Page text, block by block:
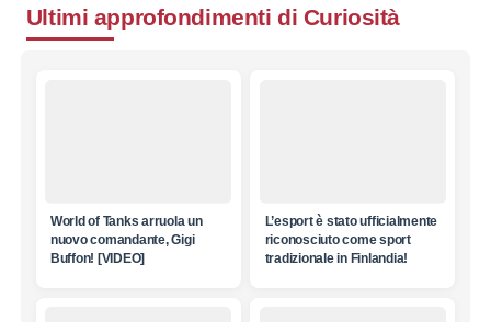
Ultimi approfondimenti di Curiosità
World of Tanks arruola un
nuovo comandante, Gigi
Buffon! [VIDEO]
L’esport è stato ufficialmente
riconosciuto come sport
tradizionale in Finlandia!